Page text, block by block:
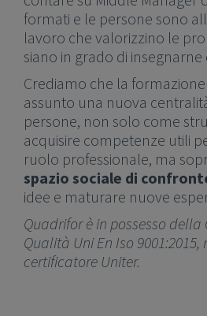
formati e le persone sono
lavoro che valorizzino le
siano in grado di insegnarne
Crediamo che la
assunto una nuova
persone, non solo come
acquisire competenze utili
ruolo professionale, ma
spazio sociale di
idee e maturare nuove
Quadrifor è in possesso
Qualità Uni En Iso
certificatore Uniter.